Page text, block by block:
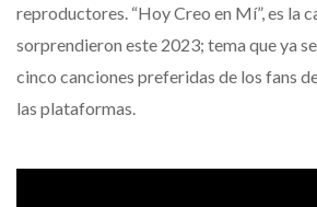
reproductores. “Hoy Creo en Mí”, es la
sorprendieron este 2023; tema que ya
cinco canciones preferidas de los fans
las plataformas.